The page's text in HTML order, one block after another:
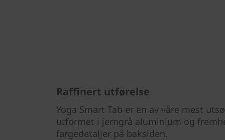
Raffinert utførelse
Yoga Smart Tab er en av våre mest
utformet i jerngrå aluminium og
fargedetaljer på baksiden.